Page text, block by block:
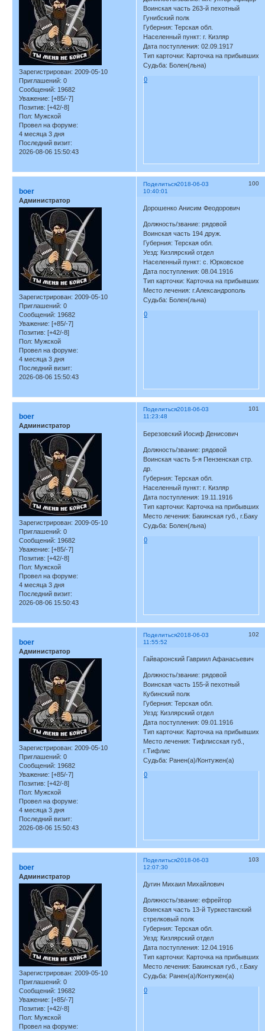
Зарегистрирован: 2009-05-10
Приглашений: 0
Сообщений: 19682
Уважение: [+85/-7]
Позитив: [+42/-8]
Пол: Мужской
Провел на форуме:
4 месяца 3 дня
Последний визит:
2026-08-06 15:50:43
Воинская часть 263-й пехотный
Гунибский полк
Губерния: Терская обл.
Населенный пункт: г. Кизляр
Дата поступления: 02.09.1917
Тип карточки: Карточка на прибывших
Судьба: Болен(льна)
0
Поделиться 100
2018-06-03
10:40:01
boer
Администратор
Зарегистрирован: 2009-05-10
Приглашений: 0
Сообщений: 19682
Уважение: [+85/-7]
Позитив: [+42/-8]
Пол: Мужской
Провел на форуме:
4 месяца 3 дня
Последний визит:
2026-08-06 15:50:43
Дорошенко Анисим Феодорович
Должность/звание: рядовой
Воинская часть 194 друж.
Губерния: Терская обл.
Уезд: Кизлярский отдел
Населенный пункт: с. Юрковское
Дата поступления: 08.04.1916
Тип карточки: Карточка на прибывших
Место лечения: г.Александрополь
Судьба: Болен(льна)
0
Поделиться 101
2018-06-03
11:23:48
boer
Администратор
Зарегистрирован: 2009-05-10
Приглашений: 0
Сообщений: 19682
Уважение: [+85/-7]
Позитив: [+42/-8]
Пол: Мужской
Провел на форуме:
4 месяца 3 дня
Последний визит:
2026-08-06 15:50:43
Березовский Иосиф Денисович
Должность/звание: рядовой
Воинская часть 5-я Пензенская стр.
др.
Губерния: Терская обл.
Населенный пункт: г. Кизляр
Дата поступления: 19.11.1916
Тип карточки: Карточка на прибывших
Место лечения: Бакинская губ., г.Баку
Судьба: Болен(льна)
0
Поделиться 102
2018-06-03
11:55:52
boer
Администратор
Зарегистрирован: 2009-05-10
Приглашений: 0
Сообщений: 19682
Уважение: [+85/-7]
Позитив: [+42/-8]
Пол: Мужской
Провел на форуме:
4 месяца 3 дня
Последний визит:
2026-08-06 15:50:43
Гайваронский Гавриил Афанасьевич
Должность/звание: рядовой
Воинская часть 155-й пехотный
Кубинский полк
Губерния: Терская обл.
Уезд: Кизлярский отдел
Дата поступления: 09.01.1916
Тип карточки: Карточка на прибывших
Место лечения: Тифлисская губ.,
г.Тифлис
Судьба: Ранен(а)/Контужен(а)
0
Поделиться 103
2018-06-03
12:07:30
boer
Администратор
Зарегистрирован: 2009-05-10
Приглашений: 0
Сообщений: 19682
Уважение: [+85/-7]
Позитив: [+42/-8]
Пол: Мужской
Провел на форуме:
Дугин Михаил Михайлович
Должность/звание: ефрейтор
Воинская часть 13-й Туркестанский
стрелковый полк
Губерния: Терская обл.
Уезд: Кизлярский отдел
Дата поступления: 12.04.1916
Тип карточки: Карточка на прибывших
Место лечения: Бакинская губ., г.Баку
Судьба: Ранен(а)/Контужен(а)
0